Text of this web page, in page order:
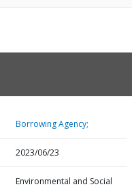
Borrowing Agency;
2023/06/23
Environmental and Social